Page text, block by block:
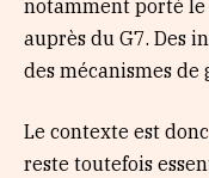
notamment porté le
auprès du G7. Des
des mécanismes
Le contexte est
reste toutefois